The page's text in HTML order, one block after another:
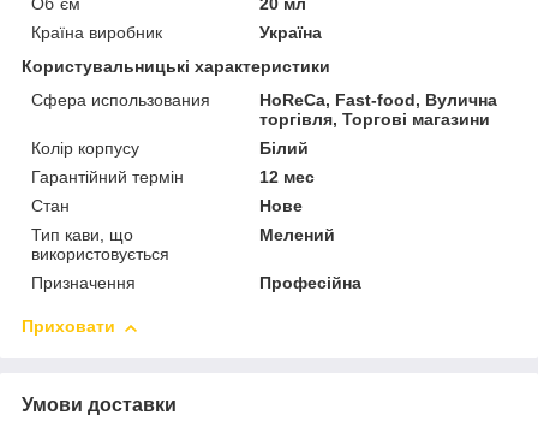
Об`єм
20 мл
Країна виробник
Україна
Користувальницькі характеристики
Сфера использования
HoReCa, Fast-food, Вулична
торгівля, Торгові магазини
Колір корпусу
Білий
Гарантійний термін
12 мес
Стан
Нове
Тип кави, що
використовується
Мелений
Призначення Професійна
Приховати
Умови доставки